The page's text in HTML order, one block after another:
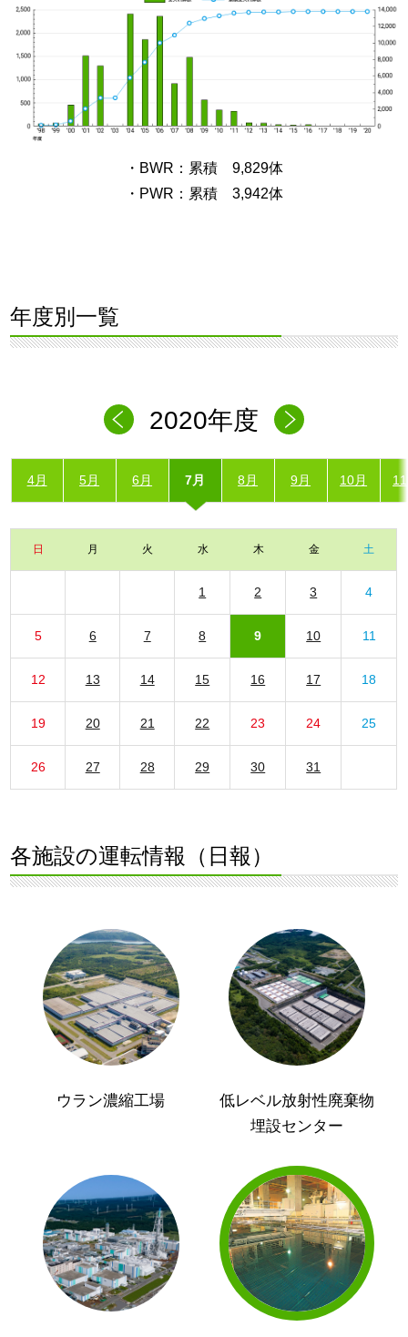
・BWR：累積 9,829体
・PWR：累積 3,942体
年度別一覧
2020年度
4月 5月 6月 7月 8月 9月 10月
日 月 火 水 木 金 土
1 2 3 4
5 6 7 8 9 10 11
12 13 14 15 16 17 18
19 20 21 22 23 24 25
26 27 28 29 30 31
各施設の運転情報（日報）
ウラン濃縮工場
低レベル放射性廃棄物
埋設センター